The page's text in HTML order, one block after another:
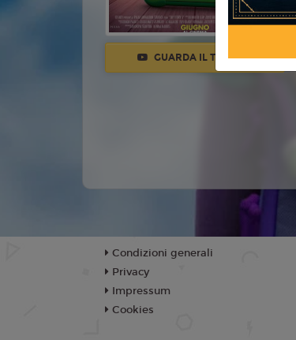
GUARDA IL TRAILER
Condizioni generali
Privacy
Impressum
Cookies